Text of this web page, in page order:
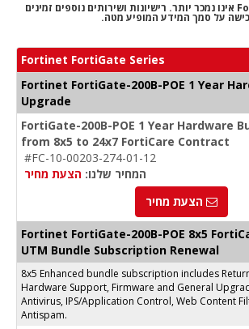
FortiGate 200B-POE אינו נמכר יותר. רישיונות ושירותים נוספים זמינים
על סמך המידע המופיע מטה.
Fortinet FortiGate Series
Fortinet FortiGate-200B-POE 1 Year
Upgrade
FortiGate-200B-POE 1 Year Hardware
from 8x5 to 24x7 FortiCare Contract
#FC-10-00203-274-01-12
המחיר שלנו: הצעת מחיר
הצעת מחיר
Fortinet FortiGate-200B-POE 8x5
UTM Bundle Subscription Renewal
8x5 Enhanced bundle subscription includes
Hardware Support, Firmware and General
Antivirus, IPS/Application Control, Web Content
Antispam.